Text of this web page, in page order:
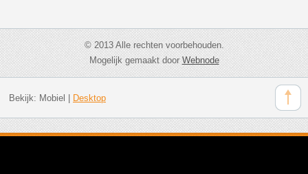
© 2013 Alle rechten voorbehouden.
Mogelijk gemaakt doorWebnode
Bekijk: Mobiel Desktop